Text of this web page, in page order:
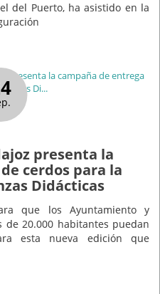
del Puerto, ha asistido en la
presenta la
cerdos para la
Didácticas
que los Ayuntamiento y
de 20.000 habitantes puedan
esta nueva edición que